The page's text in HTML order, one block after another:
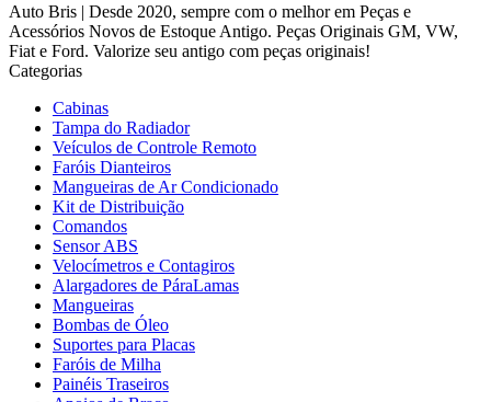
Auto Bris | Desde 2020, sempre com o melhor em Peças e
Acessórios Novos de Estoque Antigo. Peças Originais GM, VW,
Fiat e Ford. Valorize seu antigo com peças originais!
Categorias
Cabinas
Tampa do Radiador
Veículos de Controle Remoto
Faróis Dianteiros
Mangueiras de Ar Condicionado
Kit de Distribuição
Comandos
Sensor ABS
Velocímetros e Contagiros
Alargadores de PáraLamas
Mangueiras
Bombas de Óleo
Suportes para Placas
Faróis de Milha
Painéis Traseiros